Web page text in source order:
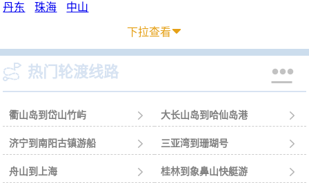
丹东
珠海 中山
下拉查看
 热门轮渡线路 
衢山岛到岱山竹屿  大长山岛到哈仙岛港 
济宁到南阳古镇游船  三亚湾到珊瑚号 
舟山到上海  桂林到象鼻山快艇游 